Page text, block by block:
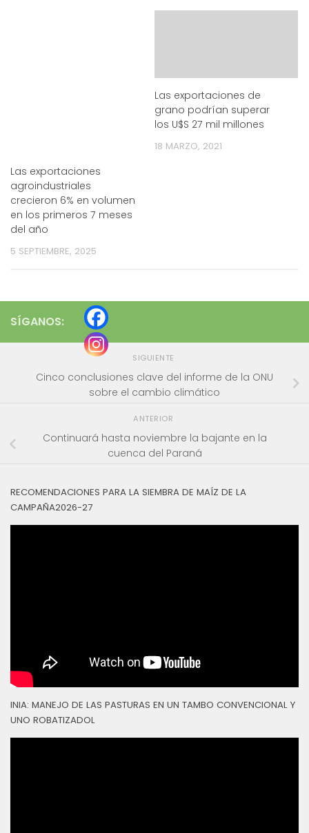
Las exportaciones
agroindustriales
crecieron 6% en volumen
en los primeros 7 meses
del año
5 SEPTIEMBRE, 2025
Las exportaciones de
grano podrían superar
los U$S 27 mil millones
18 MARZO, 2021
SÍGANOS:
SIGUIENTE
Cinco conclusiones clave del informe de la ONU
sobre el cambio climático
ANTERIOR
Continuará hasta noviembre la bajante en la
cuenca del Paraná
RECOMENDACIONES PARA LA SIEMBRA DE MAÍZ DE LA
CAMPAÑA2026-27
INIA: MANEJO DE LAS PASTURAS EN UN TAMBO CONVENCIONAL Y
UNO ROBATIZADOL